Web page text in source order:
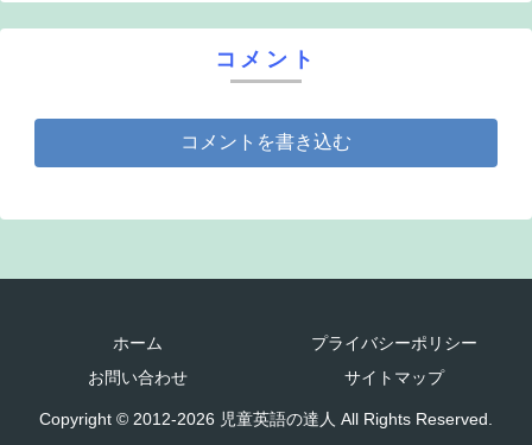
コメント
コメントを書き込む
ホーム
プライバシーポリシー
お問い合わせ
サイトマップ
Copyright © 2012-2026 児童英語の達人 All Rights Reserved.